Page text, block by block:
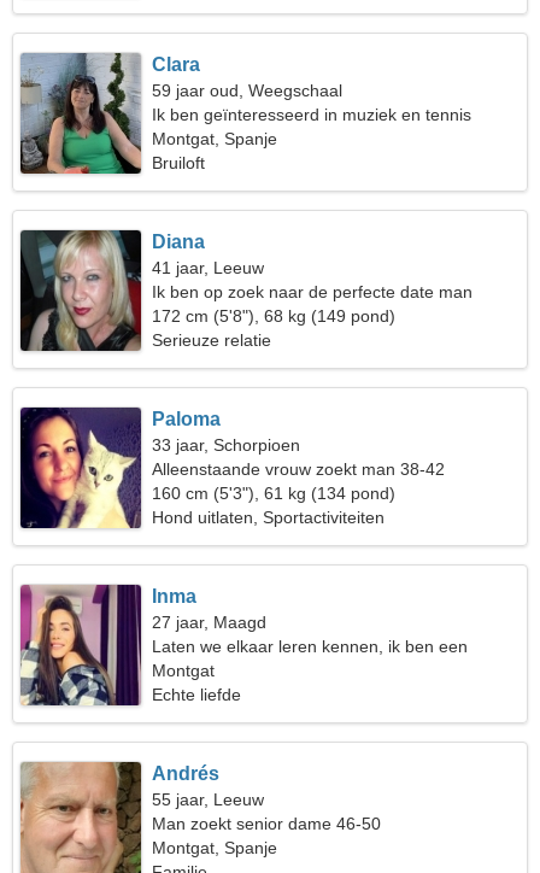
Clara
59 jaar oud, Weegschaal
Ik ben geïnteresseerd in muziek en tennis
Montgat, Spanje
Bruiloft
Diana
41 jaar, Leeuw
Ik ben op zoek naar de perfecte date man
172 cm (5'8"), 68 kg (149 pond)
Serieuze relatie
Paloma
33 jaar, Schorpioen
Alleenstaande vrouw zoekt man 38-42
160 cm (5'3"), 61 kg (134 pond)
Hond uitlaten, Sportactiviteiten
Inma
27 jaar, Maagd
Laten we elkaar leren kennen, ik ben een
creatieve vrouw
Montgat
Echte liefde
Andrés
55 jaar, Leeuw
Man zoekt senior dame 46-50
Montgat, Spanje